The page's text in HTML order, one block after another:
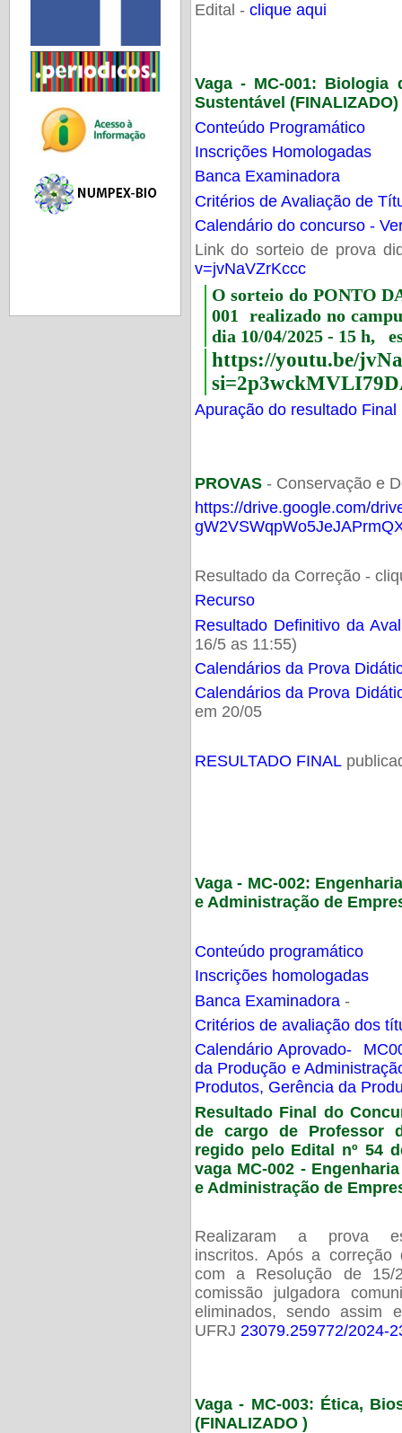
Edital - clique aqui
Vaga - MC-001: Biologia
Sustentável (FINALIZADO)
Conteúdo Programático
Inscrições Homologadas
Banca Examinadora
Critérios de Avaliação de
Calendário do concurso -
Link do sorteio de prova
v=jvNaVZrKccc
O sorteio do PONTO
001 realizado no
dia 10/04/2025 - 15 h,
https://youtu.be/
Apuração do resultado Final
PROVAS- Conservação e
https://drive.google.com/
Resultado da Correção -
Recurso
Resultado Definitivo da
16/5 as 11:55)
Calendários da Prova
Calendários da Prova
em 20/05
RESULTADO FINAL
Vaga - MC-002:
e Administração de
Conteúdo programático
Inscrições homologadas
Banca Examinadora -
Critérios de avaliação dos
Calendário Aprovado-
da Produção e
Produtos, Gerência da
Resultado Final do
de cargo de Professor
regido pelo Edital nº 54
vaga MC-002 -
e Administração de
Realizaram a prova
inscritos. Após a
com a Resolução de 15/
comissão julgadora
eliminados, sendo assim
UFRJ 23079.259772/2024-
Vaga - MC-003: Ética,
(FINALIZADO )